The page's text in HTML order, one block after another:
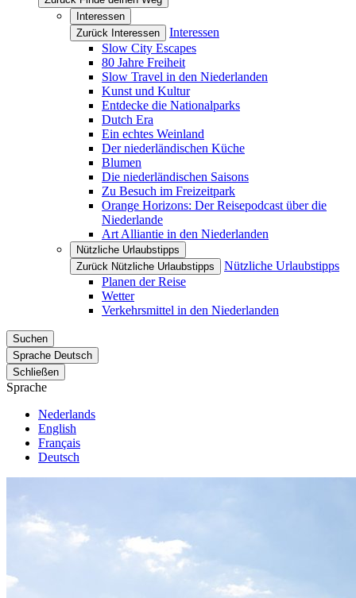
Interessen
Zurück Interessen
Interessen
Slow City Escapes
80 Jahre Freiheit
Slow Travel in den Niederlanden
Kunst und Kultur
Entdecke die Nationalparks
Dutch Era
Ein echtes Weinland
Der niederländischen Küche
Blumen
Die niederländischen Saisons
Zu Besuch im Freizeitpark
Orange Horizons: Der Reisepodcast über die
Niederlande
Art Alliantie in den Niederlanden
Nützliche Urlaubstipps
Zurück Nützliche Urlaubstipps
Nützliche Urlaubstipps
Planen der Reise
Wetter
Verkehrsmittel in den Niederlanden
Suchen
Sprache Deutsch
Schließen
Sprache
Nederlands
English
Français
Deutsch